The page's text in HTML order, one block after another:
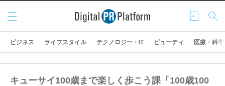
ログ
イン
検索
メニ
ュー
ビジネス ライフスタイル テクノロジー・IT ビューティ 医療・科学
キューサイ100歳まで楽しく歩こう課「100歳100